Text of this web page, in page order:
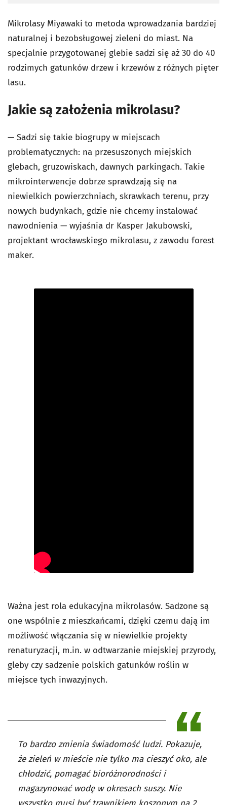
Mikrolasy Miyawaki to metoda wprowadzania bardziej
naturalnej i bezobsługowej zieleni do miast. Na
specjalnie przygotowanej glebie sadzi się aż 30 do 40
rodzimych gatunków drzew i krzewów z różnych pięter
lasu.
Jakie są założenia mikrolasu?
— Sadzi się takie biogrupy w miejscach
problematycznych: na przesuszonych miejskich
glebach, gruzowiskach, dawnych parkingach. Takie
mikrointerwencje dobrze sprawdzają się na
niewielkich powierzchniach, skrawkach terenu, przy
nowych budynkach, gdzie nie chcemy instalować
nawodnienia — wyjaśnia dr Kasper Jakubowski,
projektant wrocławskiego mikrolasu, z zawodu forest
maker.
Ważna jest rola edukacyjna mikrolasów. Sadzone są
one wspólnie z mieszkańcami, dzięki czemu dają im
możliwość włączania się w niewielkie projekty
renaturyzacji, m.in. w odtwarzanie miejskiej przyrody,
gleby czy sadzenie polskich gatunków roślin w
miejsce tych inwazyjnych.
To bardzo zmienia świadomość ludzi. Pokazuje,
że zieleń w mieście nie tylko ma cieszyć oko, ale
chłodzić, pomagać bioróżnorodności i
magazynować wodę w okresach suszy. Nie